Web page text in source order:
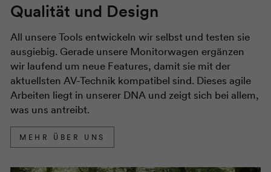
Qualität und Design
All unsere Tools entwickeln wir selbst und testen sie
ausgiebig. Gerade unsere Monitorwagen ergänzen
wir laufend um neue Features, damit sie mit der
aktuellsten AV-Technik kompatibel sind. Dieses agile
Arbeiten liegt in unserer DNA und zeigt sich bei allem,
was uns antreibt.
MEHR ÜBER UNS